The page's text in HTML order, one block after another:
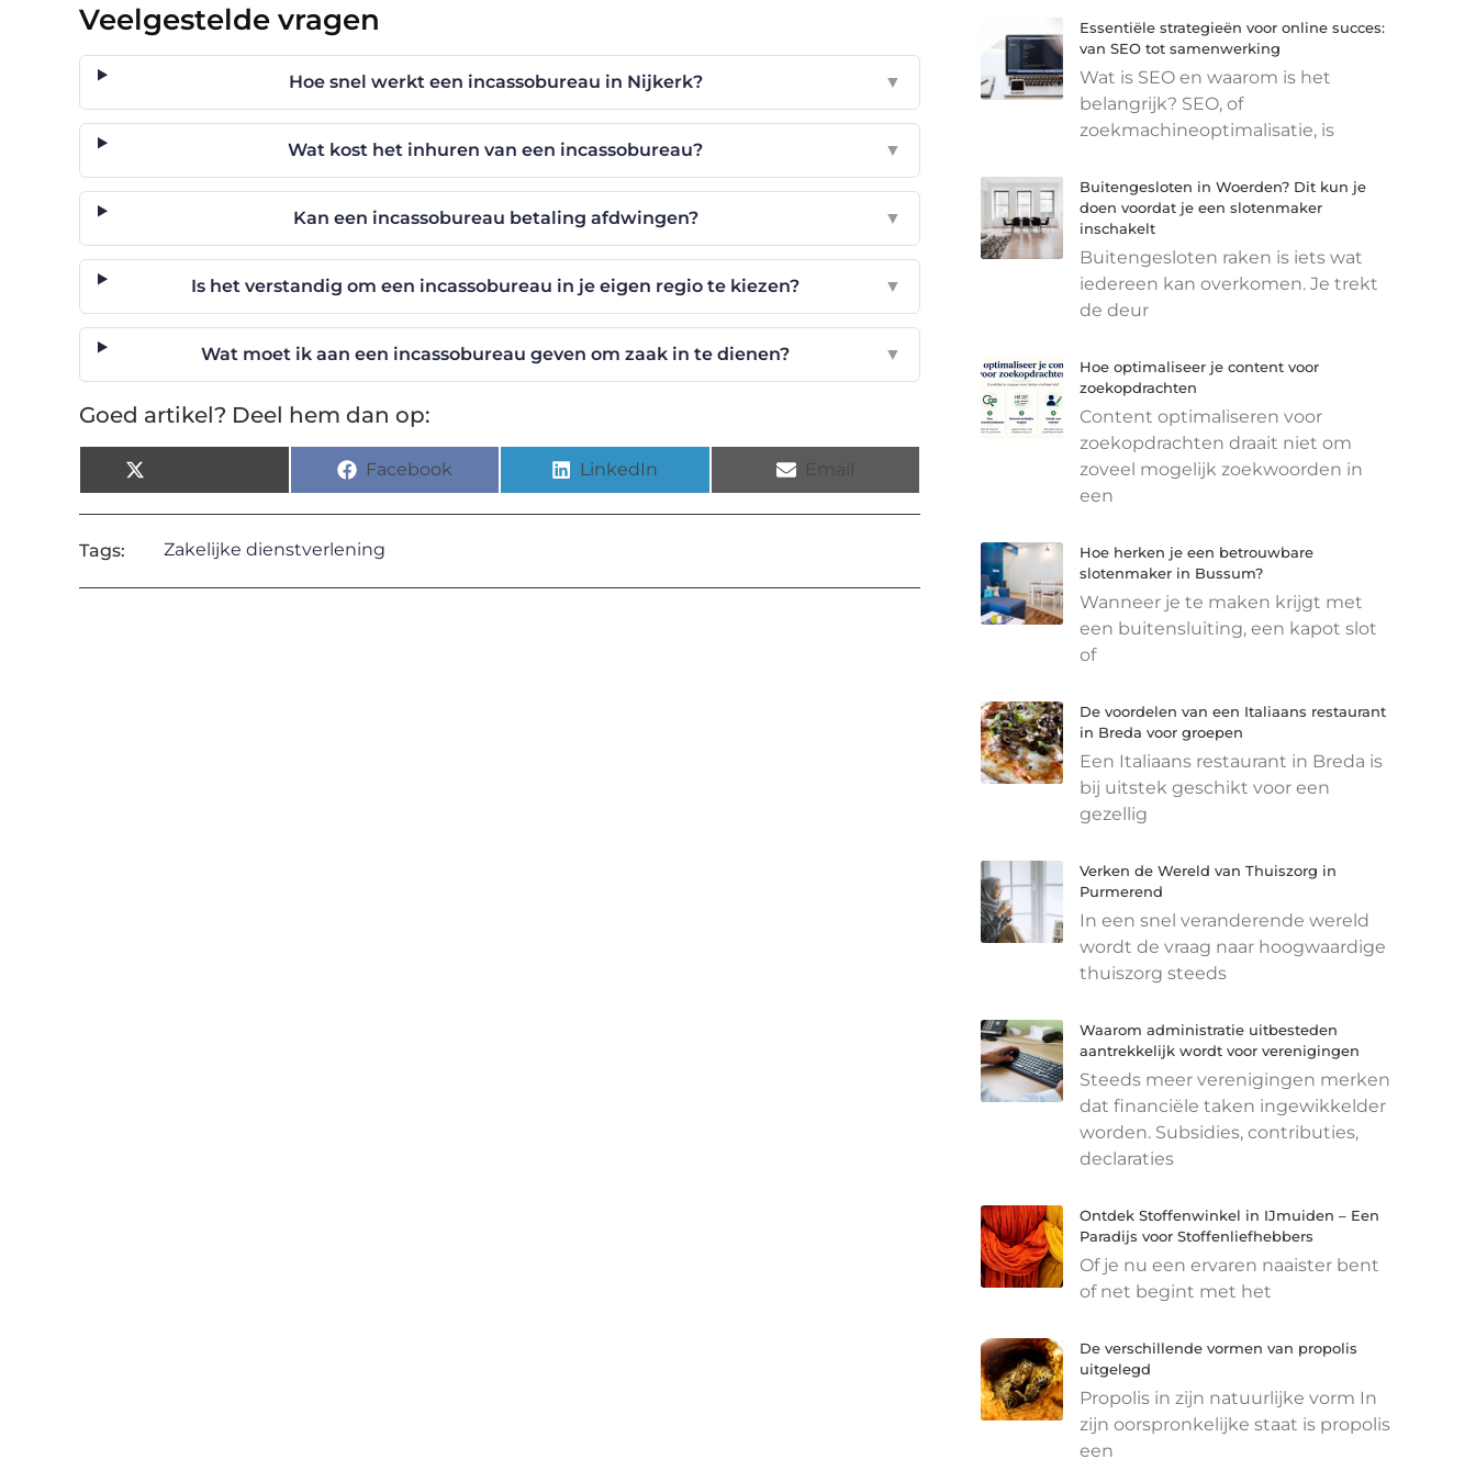
Veelgestelde vragen
Hoe snel werkt een incassobureau in Nijkerk? ▼
Wat kost het inhuren van een incassobureau? ▼
Kan een incassobureau betaling afdwingen? ▼
Is het verstandig om een incassobureau in je eigen regio te kiezen? ▼
Wat moet ik aan een incassobureau geven om zaak in te dienen? ▼
Goed artikel? Deel hem dan op:
Facebook LinkedIn
Tags: Zakelijke dienstverlening
Essentiële strategieën voor online succes:
van SEO tot samenwerking
Wat is SEO en waarom is het
belangrijk? SEO, of
zoekmachineoptimalisatie, is
Buitengesloten in Woerden? Dit kun je
doen voordat je een slotenmaker
inschakelt
Buitengesloten raken is iets wat
iedereen kan overkomen. Je trekt
de deur
Hoe optimaliseer je content voor
zoekopdrachten
Content optimaliseren voor
zoekopdrachten draait niet om
zoveel mogelijk zoekwoorden in
een
Hoe herken je een betrouwbare
slotenmaker in Bussum?
Wanneer je te maken krijgt met
een buitensluiting, een kapot slot
of
De voordelen van een Italiaans restaurant
in Breda voor groepen
Een Italiaans restaurant in Breda is
bij uitstek geschikt voor een
gezellig
Verken de Wereld van Thuiszorg in
Purmerend
In een snel veranderende wereld
wordt de vraag naar hoogwaardige
thuiszorg steeds
Waarom administratie uitbesteden
aantrekkelijk wordt voor verenigingen
Steeds meer verenigingen merken
dat financiële taken ingewikkelder
worden. Subsidies, contributies,
declaraties
Ontdek Stoffenwinkel in IJmuiden – Een
Paradijs voor Stoffenliefhebbers
Of je nu een ervaren naaister bent
of net begint met het
De verschillende vormen van propolis
uitgelegd
Propolis in zijn natuurlijke vorm In
zijn oorspronkelijke staat is propolis
een